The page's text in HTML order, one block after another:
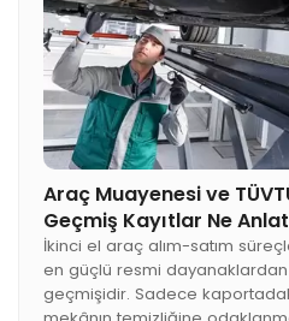
Araç Muayenesi ve
Geçmiş Kayıtlar Ne
İkinci el araç alım-satım
en güçlü resmi
geçmişidir. Sadece